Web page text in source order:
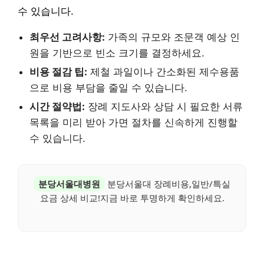
수 있습니다.
최우선 고려사항: 가족의 규모와 조문객 예상 인
원을 기반으로 빈소 크기를 결정하세요.
비용 절감 팁: 제철 과일이나 간소화된 제수용품
으로 비용 부담을 줄일 수 있습니다.
시간 절약법: 장례 지도사와 상담 시 필요한 서류
목록을 미리 받아 가면 절차를 신속하게 진행할
수 있습니다.
분당서울대병원
분당서울대 장례비용,일반/특실
요금 상세 비교!지금 바로 투명하게 확인하세요.